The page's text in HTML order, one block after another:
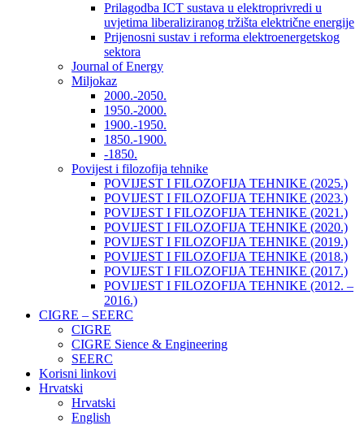
Prilagodba ICT sustava u elektroprivredi u
uvjetima liberaliziranog tržišta električne energije
Prijenosni sustav i reforma elektroenergetskog
sektora
Journal of Energy
Miljokaz
2000.-2050.
1950.-2000.
1900.-1950.
1850.-1900.
-1850.
Povijest i filozofija tehnike
POVIJEST I FILOZOFIJA TEHNIKE (2025.)
POVIJEST I FILOZOFIJA TEHNIKE (2023.)
POVIJEST I FILOZOFIJA TEHNIKE (2021.)
POVIJEST I FILOZOFIJA TEHNIKE (2020.)
POVIJEST I FILOZOFIJA TEHNIKE (2019.)
POVIJEST I FILOZOFIJA TEHNIKE (2018.)
POVIJEST I FILOZOFIJA TEHNIKE (2017.)
POVIJEST I FILOZOFIJA TEHNIKE (2012. –
2016.)
CIGRE – SEERC
CIGRE
CIGRE Sience & Engineering
SEERC
Korisni linkovi
Hrvatski
Hrvatski
English